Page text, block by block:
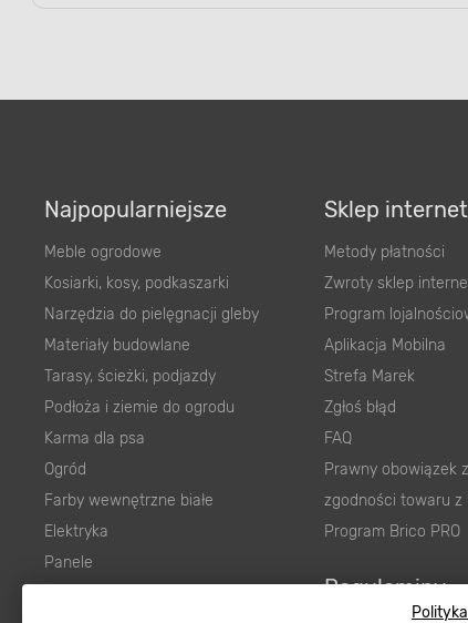
Najpopularniejsze
Meble ogrodowe
Kosiarki, kosy, podkaszarki
Narzędzia do pielęgnacji gleby
Materiały budowlane
Tarasy, ścieżki, podjazdy
Podłoża i ziemie do ogrodu
Karma dla psa
Ogród
Farby wewnętrzne białe
Elektryka
Panele
Sklep
Metody płatności
Zwroty sklep
Program
Aplikacja Mobilna
Strefa Marek
Zgłoś błąd
FAQ
Prawny obowiązek
zgodności towaru z
Program Brico PRO
Regulaminy